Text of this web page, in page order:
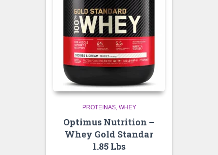
PROTEINAS WHEY
Optimus Nutrition –
Whey Gold Standar
1.85 Lbs